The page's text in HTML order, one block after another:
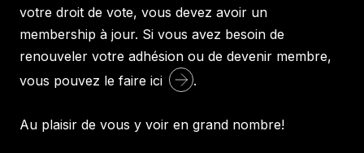
votre droit de vote, vous devez avoir un
membership à jour. Si vous avez besoin de
renouveler votre adhésion ou de devenir membre,
vous pouvez le faire ici .
Au plaisir de vous y voir en grand nombre!